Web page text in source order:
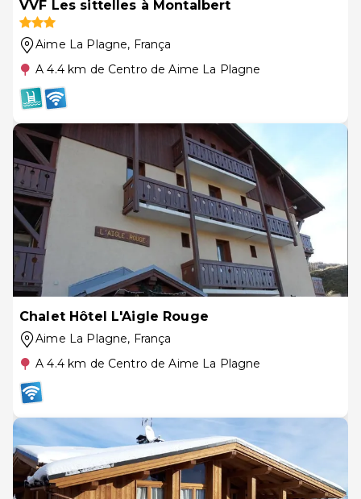
VVF Les sittelles à Montalbert
Aime La Plagne, França
A 4.4 km de Centro de Aime La Plagne
Chalet Hôtel L'Aigle Rouge
Aime La Plagne, França
A 4.4 km de Centro de Aime La Plagne